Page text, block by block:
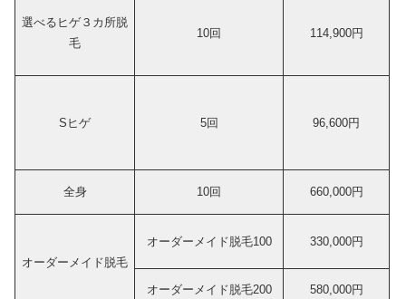
選べるヒゲ３カ所脱
毛
10回 114,900円
Sヒゲ 5回 96,600円
全身 10回 660,000円
オーダーメイド脱毛
オーダーメイド脱毛100 330,000円
オーダーメイド脱毛200 580,000円